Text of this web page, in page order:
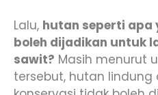
Lalu, hutan seperti apa
boleh dijadikan untuk
sawit? Masih menurut
tersebut, hutan lindung